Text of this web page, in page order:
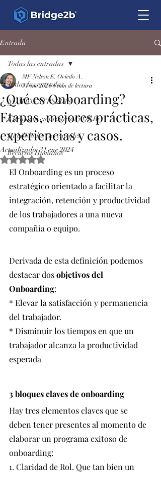
Entrada
Todas las entradas
NOM 035 STPS 2018
Estrategia empresarial y OKRs
Habilidades Gerenciales
Recursos Humanos
Todas las entradas
¿Qué es Onboarding?
Etapas, mejores prácticas,
experiencias y casos.
MF Nelson E. Oviedo A.
31 ene 2024 1 min de lectura
Actualizado:31 ene 2024
Obtuvo NaN de 5 estrellas.
El Onboarding es un proceso
estratégico orientado a facilitar la
integración, retención y productividad
de los trabajadores a una nueva
compañía o equipo.
Derivada de esta definición podemos
destacar dos objetivos del
Onboarding:
* Elevar la satisfacción y permanencia
del trabajador.
* Disminuir los tiempos en que un
trabajador alcanza la productividad
esperada
3 bloques claves de onboarding
Hay tres elementos claves que se
deben tener presentes al momento de
elaborar un programa exitoso de
onboarding:
1. Claridad de Rol. Que tan bien un